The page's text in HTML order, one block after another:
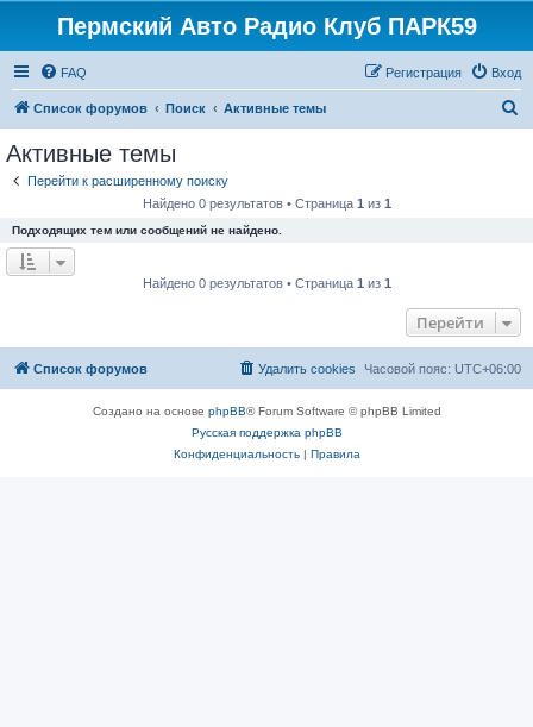
Пермский Авто Радио Клуб ПАРК59
FAQ Вход
Регистрация
Список форумов Поиск Активные темы
Активные темы
Перейти к расширенному поиску
Найдено 0 результатов • Страница 1 из 1
Подходящих тем или сообщений не найдено.
Найдено 0 результатов • Страница 1 из 1
Перейти
Список форумов Часовой пояс: UTC+06:00
Удалить cookies
Создано на основе phpBB® Forum Software © phpBB Limited
Русская поддержка phpBB
Конфиденциальность| Правила